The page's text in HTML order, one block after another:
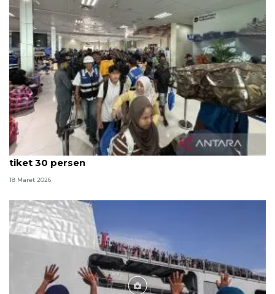
Pemudik rasakan manfaat program diskon mudik
tiket 30 persen
18 Maret 2026